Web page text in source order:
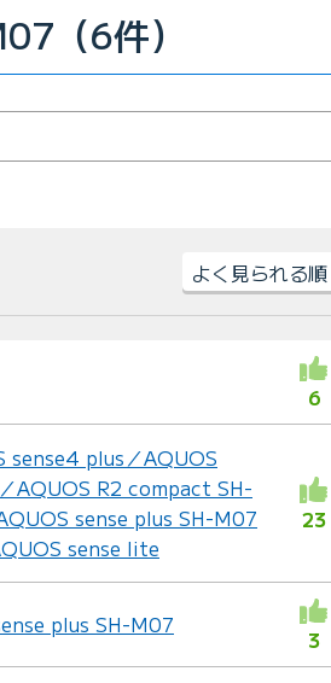
（6件）
並
6
sense4 plus／AQUOS
AQUOS R2 compact SH-
sense plus SH-M07
sense lite
23
plus SH-M07
3